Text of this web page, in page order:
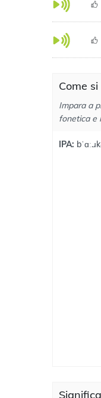
Come
Impara a
fonetica e
IPA: